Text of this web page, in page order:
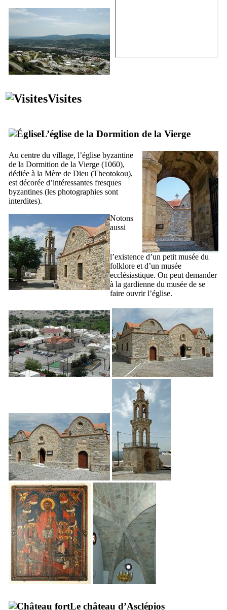
Visites
L’église de la Dormition de la Vierge
Au centre du village, l’église byzantine
de la Dormition de la Vierge (1060),
dédiée à la Mère de Dieu (Theotokou),
est décorée d’intéressantes fresques
byzantines (les photographies sont
interdites).
Notons
aussi
l’existence d’un petit musée du
folklore et d’un musée
ecclésiastique. On peut demander
à la gardienne du musée de se
faire ouvrir l’église.
Le château d’Asclépios